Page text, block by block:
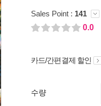
Sales Point : 141
0.0
카드/간편결제 할인
수량